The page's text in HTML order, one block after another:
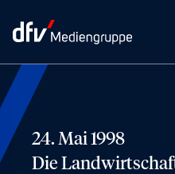
24. Mai 1998
Die